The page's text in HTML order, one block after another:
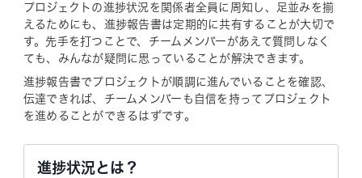
プロジェクトの進捗状況を関係者全員に周知し、足並みを揃
えるためにも、進捗報告書は定期的に共有することが大切で
す。先手を打つことで、チームメンバーがあえて質問しなく
ても、みんなが疑問に思っていることが解決できます。
進捗報告書でプロジェクトが順調に進んでいることを確認、
伝達できれば、チームメンバーも自信を持ってプロジェクト
を進めることができるはずです。
進捗状況とは？